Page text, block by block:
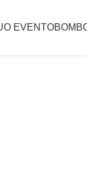
EVENTO